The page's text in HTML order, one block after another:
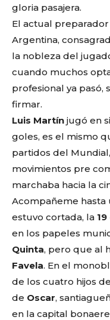
gloria pasajera.
El actual
Argentina,
la nobleza del
cuando muchos
profesional ya pasó,
firmar.
Luis Martín jugó en
goles, es el mismo
partidos del
movimientos pre
marchaba hacia la
Acompañeme hasta
estuvo cortada, la
en los papeles
Quinta, pero que al
Favela. En el
de los cuatro hijos
de Oscar,
en la capital